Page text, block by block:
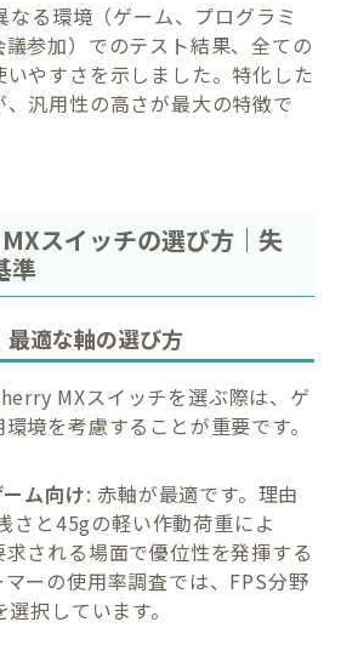
なる環境（ゲーム、プログラミ
参加）でのテスト結果、全ての
やすさを示しました。特化した
汎用性の高さが最大の特徴で
スイッチの選び方｜失
準
適な軸の選び方
MXスイッチを選ぶ際は、ゲ
境を考慮することが重要です。
ム向け: 赤軸が最適です。理由
さと45gの軽い作動荷重によ
される場面で優位性を発揮する
ーの使用率調査では、FPS分野
択しています。